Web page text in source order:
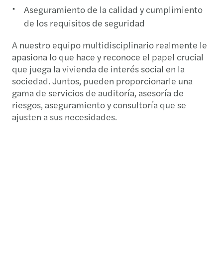
Aseguramiento de la calidad y cumplimiento
de los requisitos de seguridad
A nuestro equipo multidisciplinario realmente le
apasiona lo que hace y reconoce el papel crucial
que juega la vivienda de interés social en la
sociedad. Juntos, pueden proporcionarle una
gama de servicios de auditoría, asesoría de
riesgos, aseguramiento y consultoría que se
ajusten a sus necesidades.